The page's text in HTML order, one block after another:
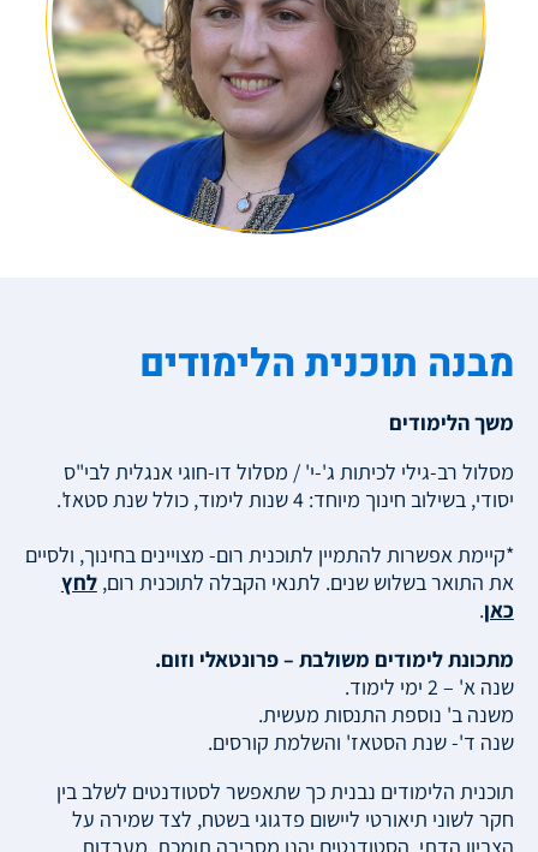
מבנה תוכנית הלימודים
משך הלימודים
מסלול רב-גילי לכיתות ג'-י' / מסלול דו-חוגי אנגלית לבי"ס
יסודי, בשילוב חינוך מיוחד: 4 שנות לימוד, כולל שנת סטאז'.
*קיימת אפשרות להתמיין לתוכנית רום- מצויינים בחינוך, ולסיים
את התואר בשלוש שנים. לתנאי הקבלה לתוכנית רום, לחץ
כאן.
מתכונת לימודים משולבת – פרונטאלי וזום.
שנה א' – 2 ימי לימוד.
משנה ב' נוספת התנסות מעשית.
שנה ד'- שנת הסטאז' והשלמת קורסים.
תוכנית הלימודים נבנית כך שתאפשר לסטודנטים לשלב בין
חקר לשוני תיאורטי ליישום פדגוגי בשטח, לצד שמירה על